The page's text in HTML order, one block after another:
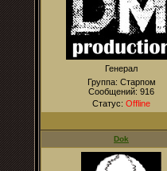
Генерал
Группа: Старпом
Сообщений: 916
Статус: Offline
Dok